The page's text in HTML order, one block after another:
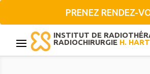
PRENEZ RENDEZ-
INSTITUT DE
RADIOCHIRURGIE H.